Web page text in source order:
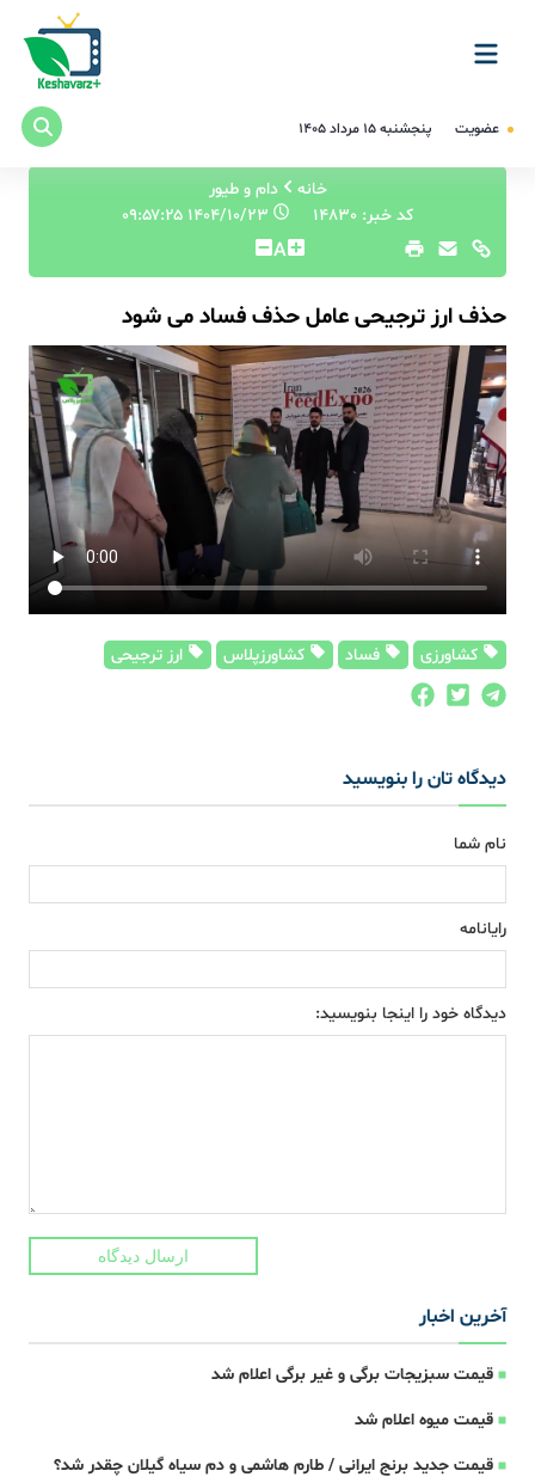
عضویت پنجشنبه ۱۵ مرداد ۱۴۰۵
خانه
دام و طیور
کد خبر: 14830
A
حذف ارز ترجیحی عامل حذف فساد می شود
کشاورزی فساد کشاورزپلاس ارز ترجیحی
دیدگاه تان را بنویسید
نام شما
رایانامه
دیدگاه خود را اینجا بنویسید:
ارسال دیدگاه
آخرین اخبار
قیمت سبزیجات برگی و غیر برگی اعلام شد
قیمت میوه اعلام شد
قیمت جدید برنج ایرانی / طارم هاشمی و دم سیاه گیلان چقدر شد؟